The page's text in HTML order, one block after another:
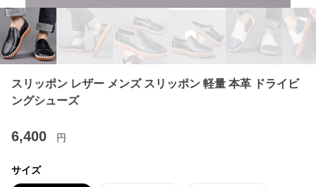
スリッポン レザー メンズ スリッポン 軽量 本革 ドライビ
ングシューズ
6,400 円
サイズ